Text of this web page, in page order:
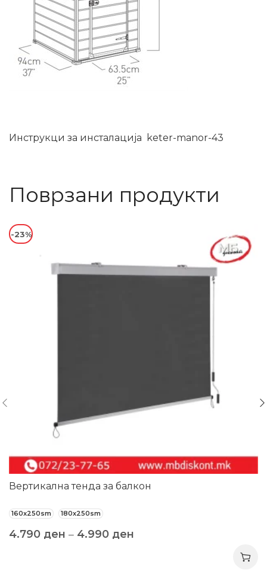
Инструкци за инсталација keter-manor-43
Поврзани продукти
-23%
Вертикална тенда за балкон
160x250sm 180x250sm
4.790 ден – 4.990 ден